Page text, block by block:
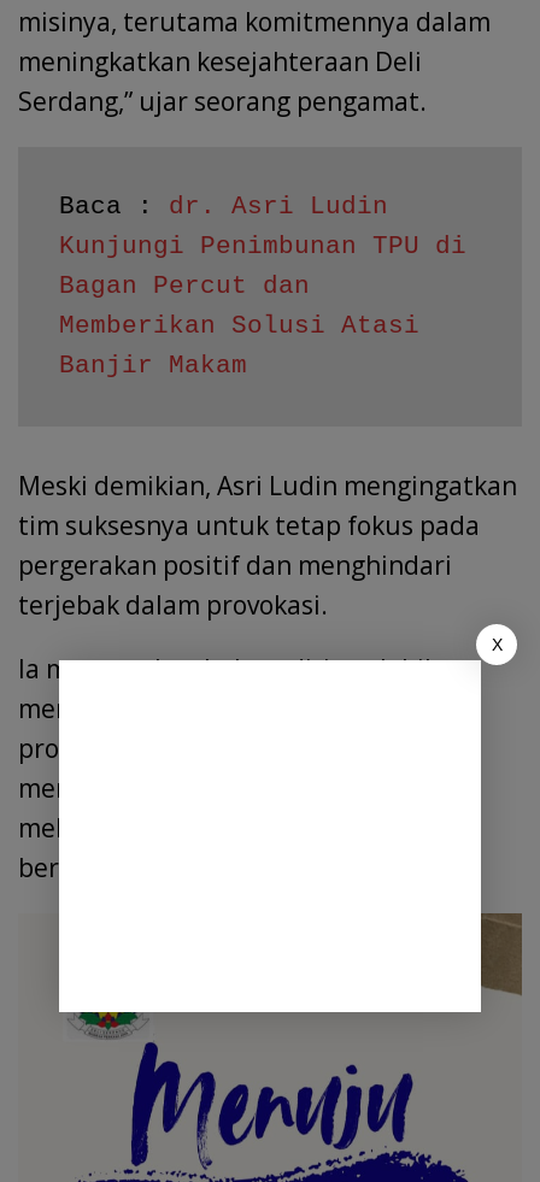
misinya, terutama komitmennya dalam
meningkatkan kesejahteraan Deli
Serdang,” ujar seorang pengamat.
Baca : dr. Asri Ludin
Kunjungi Penimbunan TPU di
Bagan Percut dan
Memberikan Solusi Atasi
Banjir Makam
Meski demikian, Asri Ludin mengingatkan
tim suksesnya untuk tetap fokus pada
pergerakan positif dan menghindari
terjebak dalam provokasi.
Ia menegaskan bahwa dirinya lebih
memilih menyampaikan program-
program nyata yang bertujuan
membangun Deli Serdang, daripada
meladeni berita hoaks yang tidak
berdasar.
X